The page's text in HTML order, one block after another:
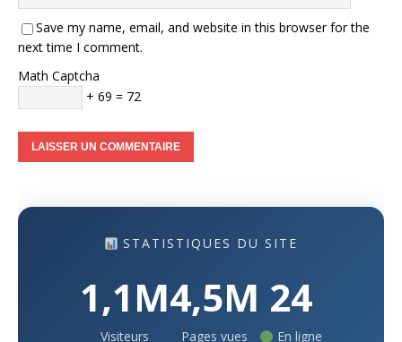
Save my name, email, and website in this browser for the
next time I comment.
Math Captcha
+ 69 = 72
STATISTIQUES DU SITE
1,1M
Visiteurs
4,5M
Pages vues
24
En ligne